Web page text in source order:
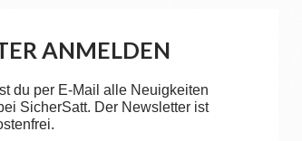
ANMELDEN
du per E-Mail alle Neuigkeiten
SicherSatt. Der Newsletter ist